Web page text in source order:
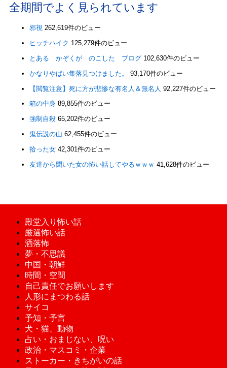
全期間でよく見られています
邪視 262,619件のビュー
ヒッチハイク 125,279件のビュー
とある かぞくが のこした ブログ 102,630件のビュー
かなりやばい集落見つけました。
93,170件のビュー
【閲覧注意】死に方が悲惨な有名人＆無名人 92,227件のビュー
箱の中身 89,855件のビュー
強制自殺 65,202件のビュー
鬼伝説の山 62,455件のビュー
拾った女 42,301件のビュー
友達から聞いた女の怖い話してやるｗｗｗ 41,628件のビュー
殿堂入り怖い話
厳選怖い話
洒落怖
夢・不思議
中国・朝鮮
時間・空間
自己責任でお願いします
人形にまつわる話
サイコ
予知・予言
犬・猫、動物
占い・おまじない、呪い
政治・マスコミ・企業
ストーカー・きちがいの話